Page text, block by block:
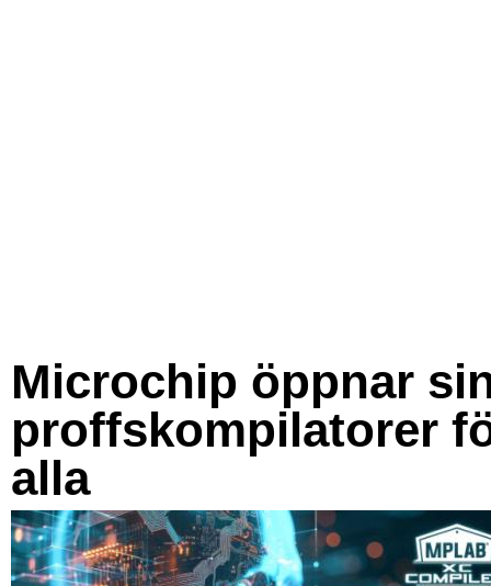
Microchip öppnar
proffskompilatorer
alla